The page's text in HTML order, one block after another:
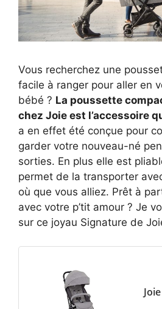
Vous recherchez une
facile à ranger pour aller en
bébé ? La poussette
chez Joie est l’accessoire
a en effet été conçue pour
garder votre nouveau-né
sorties. En plus elle est
permet de la transporter
où que vous alliez. Prêt à
avec votre p’tit amour ? Je
sur ce joyau Signature de